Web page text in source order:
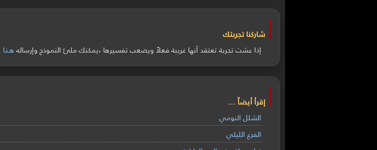
شاركنا تجربتك
إذا عشت تجربة تعتقد أنها غريبة فعلاً ويصعب تفسيرها ،يمكنك ملئ النموذج وإرسالههـنـا
إقرأ أيضاً ...
الشلل النومي
الفزع الليلي